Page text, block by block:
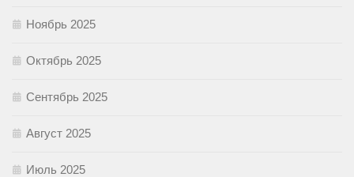
Ноябрь 2025
Октябрь 2025
Сентябрь 2025
Август 2025
Июль 2025